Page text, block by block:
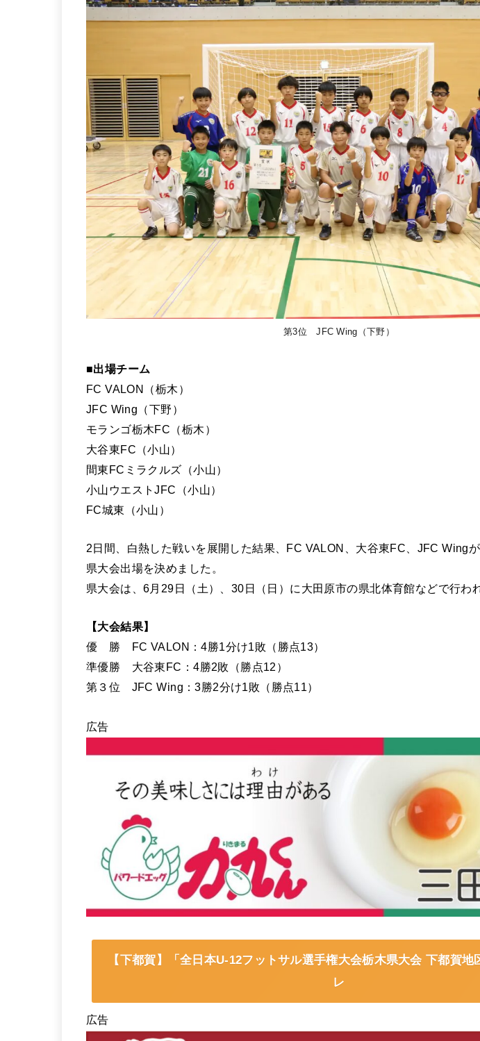
第3位 JFC Wing（下野）
■出場チーム
FC VALON（栃木）
JFC Wing（下野）
モランゴ栃木FC（栃木）
大谷東FC（小山）
間東FCミラクルズ（小山）
小山ウエストJFC（小山）
FC城東（小山）
2日間、白熱した戦いを展開した結果、FC VALON、大谷東FC、JFC Wingが
県大会出場を決めました。
県大会は、6月29日（土）、30日（日）に大田原市の県北体育館などで行わ
【大会結果】
優 勝 FC VALON：4勝1分け1敗（勝点13）
準優勝 大谷東FC：4勝2敗（勝点12）
第３位 JFC Wing：3勝2分け1敗（勝点11）
広告
【下都賀】「全日本U-12フットサル選手権大会栃木県大会 下都賀地
レ
広告